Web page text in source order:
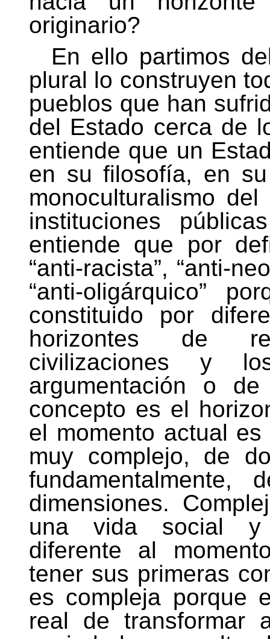
originario?
En ello partimos
plural lo construyen
pueblos que han
del Estado cerca de
entiende que un
en su filosofía, en
monoculturalismo
instituciones
entiende que por
“anti-racista”, “anti-
“anti-oligárquico”
constituido por
horizontes de
civilizaciones y
argumentación o
concepto es el
el momento actual
muy complejo, de
fundamentalmente,
dimensiones.
una vida social y
diferente al
tener sus primeras
es compleja porque
real de transformar